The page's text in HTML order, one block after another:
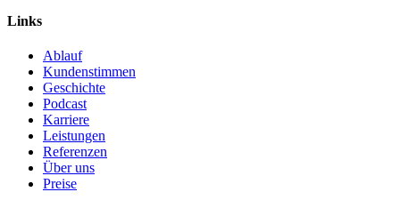
Links
Ablauf
Kundenstimmen
Geschichte
Podcast
Karriere
Leistungen
Referenzen
Über uns
Preise